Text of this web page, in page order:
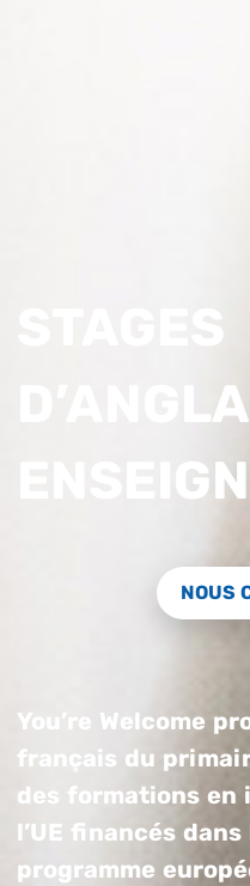
NOUS
You’re Welcome
français du
des formations en
l’UE financés
programme